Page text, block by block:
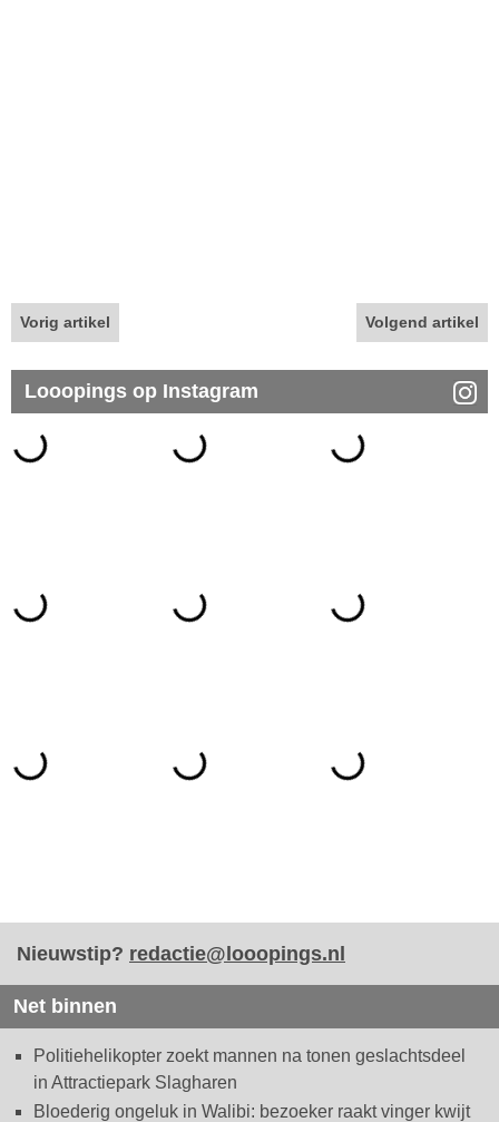
Vorig artikel Volgend artikel
Looopings op Instagram
Nieuwstip? redactie@looopings.nl
Net binnen
Politiehelikopter zoekt mannen na tonen geslachtsdeel
in Attractiepark Slagharen
Bloederig ongeluk in Walibi: bezoeker raakt vinger kwijt